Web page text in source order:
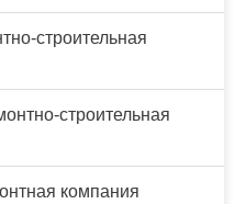
строительная
строительная
компания